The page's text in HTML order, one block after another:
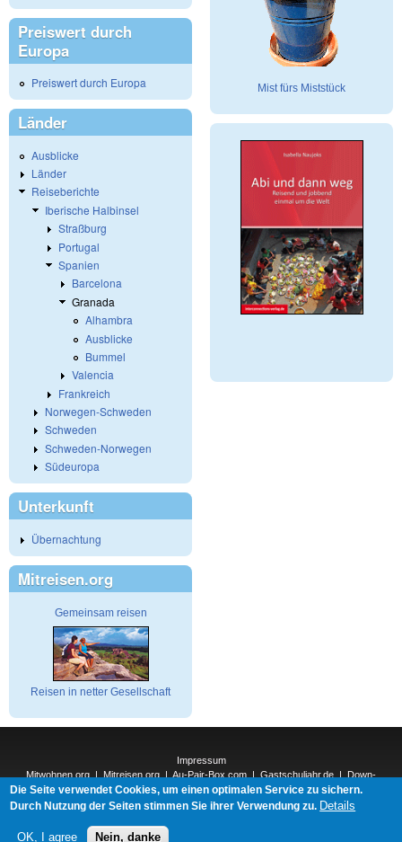
Preiswert durch
Europa
Preiswert durch Europa
Länder
Ausblicke
Länder
Reiseberichte
Iberische Halbinsel
Straßburg
Portugal
Spanien
Barcelona
Granada
Alhambra
Ausblicke
Bummel
Valencia
Frankreich
Norwegen-Schweden
Schweden
Schweden-Norwegen
Südeuropa
Unterkunft
Übernachtung
Mitreisen.org
Gemeinsam reisen
Reisen in netter Gesellschaft
Mist fürs Miststück
Impressum
Mitwohnen.org | Mitreisen.org | Au-Pair-Box.com | Gastschuljahr.de | Down-
Under.org |Elderpair.com|
Interconnections-Verlag.de|Natur-und-Umwelt.org|ReiseTops.com|
Die Seite verwendet Cookies, um einen optimalen Service zu sichern.
Durch Nutzung der Seiten stimmen Sie ihrer Verwendung zu. Details
OK, I agree Nein, danke